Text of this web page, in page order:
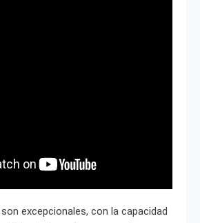
excepcionales, con la capacidad